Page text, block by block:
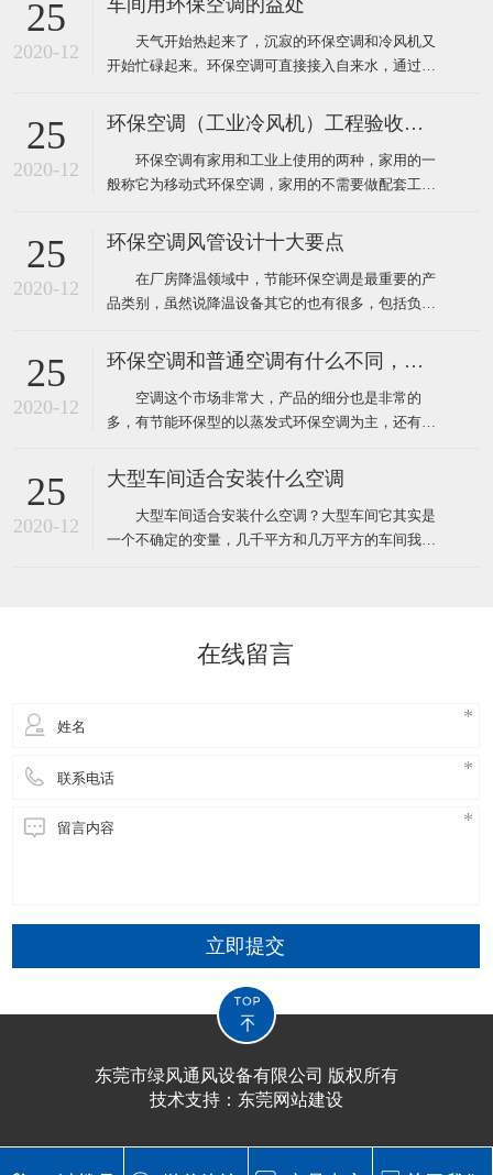
25
2020-12
车间用环保空调的益处
天气开始热起来了，沉寂的环保空调和冷风机又
开始忙碌起来。环保空调可直接接入自来水，通过风
到制冷空调同样的效果，既达到了降温防暑的目的，
又节约了电能和开支，环保空调降温节能一举两得，
现在绝大多数企业都安装了这样的环保空调。下面为
大家介绍厂房降温使用
25
2020-12
环保空调（工业冷风机）工程验收标准
环保空调有家用和工业上使用的两种，家用的一
般称它为移动式环保空调，家用的不需要做配套工
只需要挑选到质量比较好的品牌就靠谱了，而工业上
使用环保空调就不一样了，因为它安装和使用环境都
要比家用更复杂，所以一般工业厂房降温安装的环保
空调工程都需要根据环境
25
2020-12
环保空调风管设计十大要点
在厂房降温领域中，节能环保空调是最重要的产
品类别，虽然说降温设备其它的也有很多，包括负压
备。对于很多工业车间或者中小企业来说，节能环保
空调目前仍然占据重要地位。那么环保空调在设计安
装中有什么需要注意的呢？ 1、环保空调的送风
管道材料一般采用
25
2020-12
环保空调和普通空调有什么不同，该怎么选
空调这个市场非常大，产品的细分也是非常的
多，有节能环保型的以蒸发式环保空调为主，还有传
等，那环保空调和普通空调到底有什么不同！这里说
的普通空调其实大多指就是压缩机空调，因为先入为
主我们经常去的商场啊，办公室、家里都装的压缩机
型的空调，所以很多人反
25
2020-12
大型车间适合安装什么空调
大型车间适合安装什么空调？大型车间它其实是
一个不确定的变量，几千平方和几万平方的车间我们
调呢！其实根据绿风通风
在线留言
立即提交
东莞市绿风通风设备有限公司 版权所有
技术支持： 东莞网站建设​